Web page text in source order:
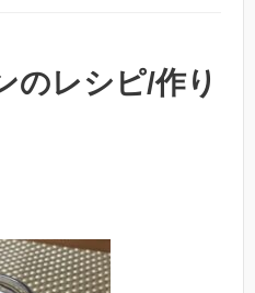
のレシピ/作り